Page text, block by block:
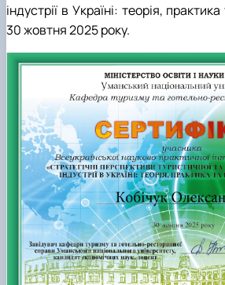
індустрії в Україні: теорія,
30 жовтня 2025 року.